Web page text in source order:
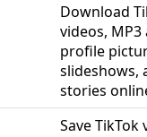
Download
videos, MP3
profile
slideshows,
stories
Save TikTok